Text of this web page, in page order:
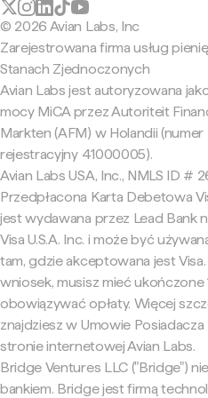
© 2026 Avian Labs, Inc
Zarejestrowana firma usług
Stanach Zjednoczonych
Avian Labs jest autoryzowana
mocy MiCA przez Autoriteit
Markten (AFM) w Holandii (numer
rejestracyjny 41000005).
Avian Labs USA, Inc., NMLS ID #
Przedpłacona Karta Debetowa
jest wydawana przez Lead Bank
Visa U.S.A. Inc. i może być
tam, gdzie akceptowana jest
wniosek, musisz mieć ukończone
obowiązywać opłaty. Więcej
znajdziesz w Umowie Posiadacza
stronie internetowej Avian Labs.
Bridge Ventures LLC ("Bridge")
bankiem. Bridge jest firmą